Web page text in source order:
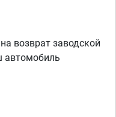
возврат заводской
автомобиль